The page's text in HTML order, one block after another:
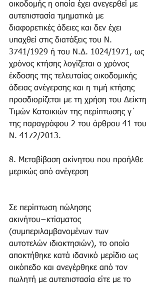
οικοδομής η οποία έχει ανεγερθεί με
αυτεπιστασία τμηματικά με
διαφορετικές άδειες και δεν έχει
υπαχθεί στις διατάξεις του Ν.
3741/1929 ή του Ν.Δ. 1024/1971, ως
χρόνος κτήσης λογίζεται ο χρόνος
έκδοσης της τελευταίας οικοδομικής
άδειας ανέγερσης και η τιμή κτήσης
προσδιορίζεται με τη χρήση του Δείκτη
Τιμών Κατοικιών της περίπτωσης γ΄
της παραγράφου 2 του άρθρου 41 του
Ν. 4172/2013.
8. Μεταβίβαση ακίνητου που προήλθε
μερικώς από ανέγερση
Σε περίπτωση πώλησης
ακινήτου−κτίσματος
(συμπεριλαμβανομένων των
αυτοτελών ιδιοκτησιών), το οποίο
αποκτήθηκε κατά ιδανικό μερίδιο ως
οικόπεδο και ανεγέρθηκε από τον
πωλητή με αυτεπιστασία είτε με το